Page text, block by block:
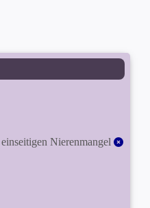
Nierenmangel